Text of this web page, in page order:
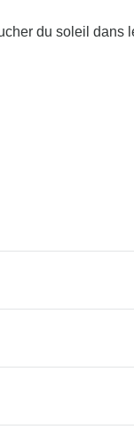
du soleil dans